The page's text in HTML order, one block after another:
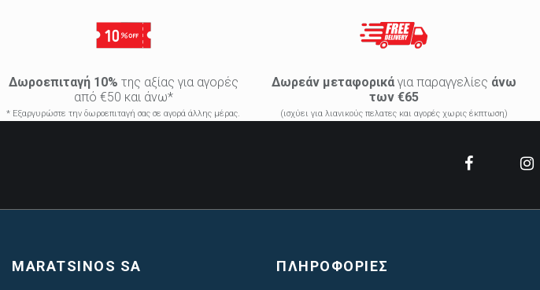
Δωροεπιταγή 10% της αξίας για αγορές
από €50 και άνω*
* Εξαργυρώστε την δωροεπιταγή σας σε αγορά άλλης μέρας.
Δωρεάν μεταφορικάγια παραγγελίες άνω
των €65
(ισχύει για λιανικούς πελατες και αγορές χωρις έκπτωση)
MARATSINOS SA ΠΛΗΡΟΦΟΡΙΕΣ